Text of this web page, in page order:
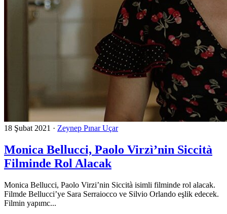
18 Şubat 2021 · Zeynep Pınar Uçar
Monica Bellucci, Paolo Virzì’nin Siccità
Filminde Rol Alacak
Monica Bellucci, Paolo Virzi’nin Siccità isimli filminde rol alacak.
Filmde Bellucci’ye Sara Serraiocco ve Silvio Orlando eşlik edecek.
Filmin yapımc...